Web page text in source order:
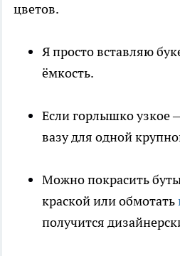
цветов.
Я просто вставляю
ёмкость.
Если горлышко узкое
вазу для одной
Можно покрасить
краской или обмотать
получится